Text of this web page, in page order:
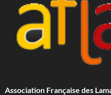
Association Française des